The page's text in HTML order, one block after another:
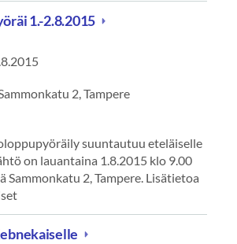
1.-2.8.2015
2, Tampere
suuntautuu eteläiselle
on lauantaina 1.8.2015 klo 9.00
Sammonkatu 2, Tampere. Lisätietoa